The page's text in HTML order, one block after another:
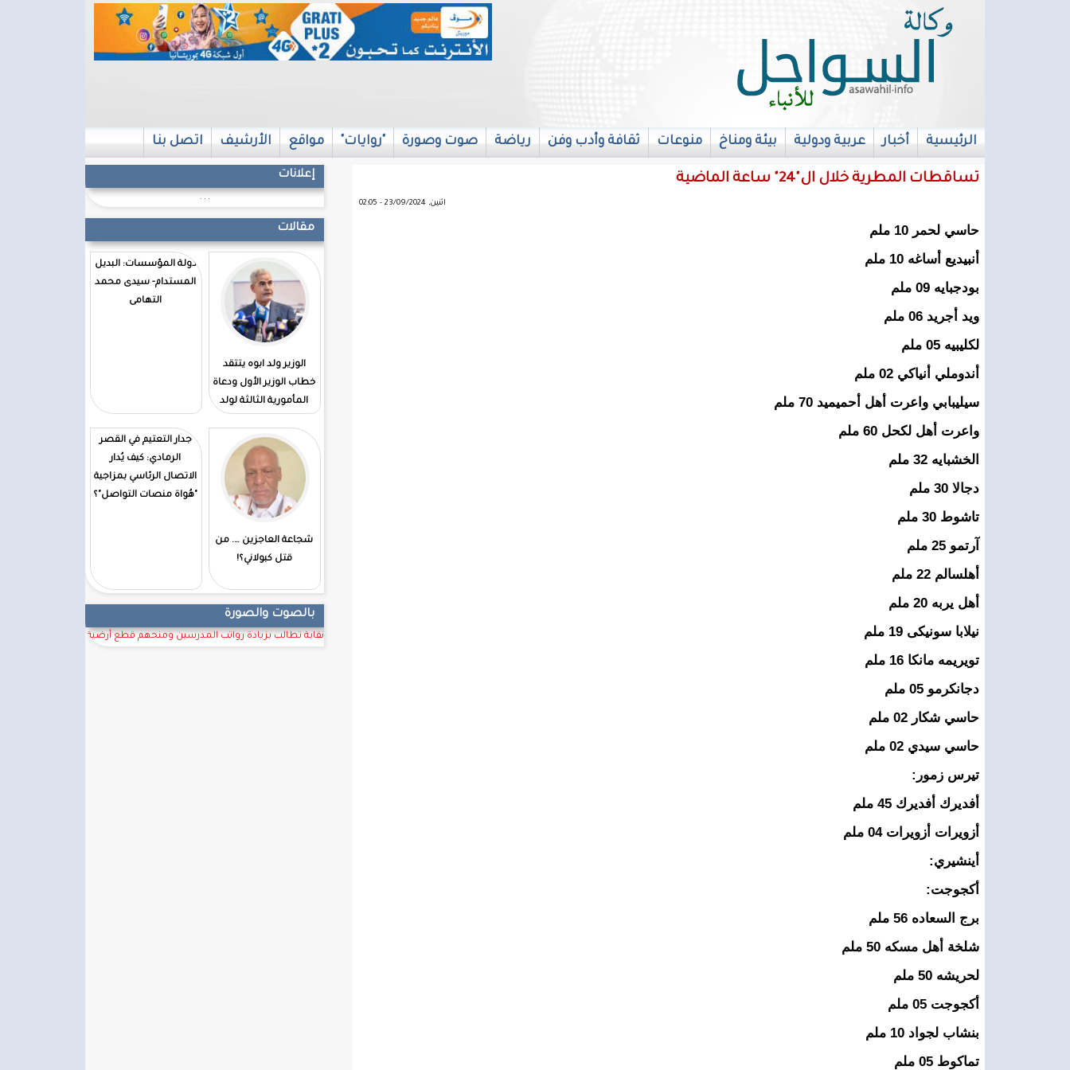
الرئيسية أخبار عربية ودولية بيئة ومناخ منوعات ثقافة وأدب وفن رياضة صوت وصورة "روايات" مواقع الأرشيف اتصل بنا
français إعلانات
...
مقالات
الوزير ولد ابوه يتتقد
خطاب الوزير الأول ودعاة
المأمورية الثالثة لولد
دولة المؤسسات: البديل
المستدام- سيدى محمد
التهامى
شجاعة العاجزين …. من
قتل كبولاني؟!
جدار التعتيم في القصر
الرمادي: كيف يُدار
الاتصال الرئاسي بمزاجية
"هُواة منصات التواصل"؟
بالصوت والصورة
نقابة تطالب بزيادة رواتب المدرسين ومنحهم قطع أرضية
تساقطات المطرية خلال ال"24" ساعة الماضية
اثنين, 23/09/2024 - 02:05
حاسي لحمر 10 ملم
أنبيديع أساغه 10 ملم
بودجبايه 09 ملم
ويد أجريد 06 ملم
لكليبيه 05 ملم
أندوملي أنياكي 02 ملم
سيليبابي واعرت أهل أحميميد 70 ملم
واعرت أهل لكحل 60 ملم
الخشبايه 32 ملم
دجالا 30 ملم
تاشوط 30 ملم
آرتمو 25 ملم
أهلسالم 22 ملم
أهل يربه 20 ملم
نيلابا سونيكى 19 ملم
تويريمه مانكا 16 ملم
دجانكرمو 05 ملم
حاسي شكار 02 ملم
حاسي سيدي 02 ملم
تيرس زمور:
أفديرك أفديرك 45 ملم
أزويرات أزويرات 04 ملم
أينشيري:
أكجوجت:
برج السعاده 56 ملم
شلخة أهل مسكه 50 ملم
لحريشه 50 ملم
أكجوجت 05 ملم
بنشاب لجواد 10 ملم
تماكوط 05 ملم